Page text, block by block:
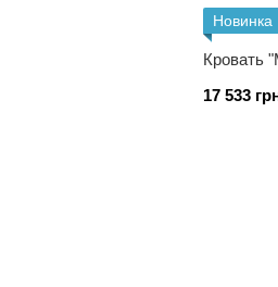
Новинка
Кровать
17 533